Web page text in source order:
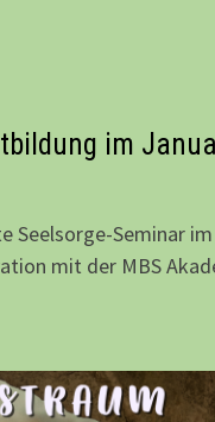
im
Seelsorge-Seminar
mit der MBS